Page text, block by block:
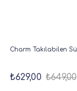
₺629,00 ₺649,00